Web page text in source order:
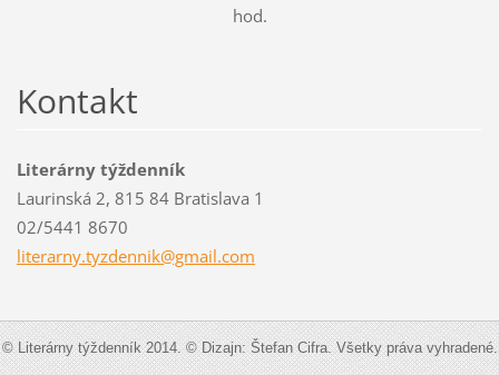
hod.
Kontakt
Literárny týždenník
Laurinská 2, 815 84 Bratislava 1
02/5441 8670
literarny.tyzdennik@gmail.com
© Literárny týždenník 2014. © Dizajn: Štefan Cifra. Všetky práva vyhradené.